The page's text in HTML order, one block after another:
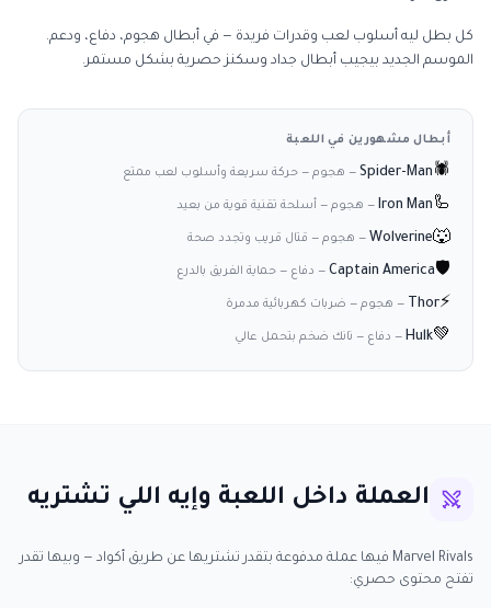
كل بطل ليه أسلوب لعب وقدرات فريدة — في أبطال هجوم، دفاع، ودعم.
الموسم الجديد بيجيب أبطال جداد وسكنز حصرية بشكل مستمر.
أبطال مشهورين في اللعبة
🕷️
Spider-Man
— هجوم — حركة سريعة وأسلوب لعب ممتع
🦾
Iron Man
— هجوم — أسلحة تقنية قوية من بعيد
🐺
Wolverine
— هجوم — قتال قريب وتجدد صحة
🛡️
Captain America
— دفاع — حماية الفريق بالدرع
⚡
Thor
— هجوم — ضربات كهربائية مدمرة
💚
Hulk
— دفاع — تانك ضخم بتحمل عالي
العملة داخل اللعبة وإيه اللي تشتريه
Marvel Rivals فيها عملة مدفوعة بتقدر تشتريها عن طريق أكواد — وبيها تقدر
تفتح محتوى حصري: